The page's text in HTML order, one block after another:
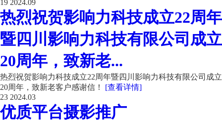
19 2024.09
热烈祝贺影响力科技成立22周年
暨四川影响力科技有限公司成立
20周年，致新老...
热烈祝贺影响力科技成立22周年暨四川影响力科技有限公司成立
20周年，致新老客户感谢信！ [查看详情]
23 2024.03
优质平台摄影推广